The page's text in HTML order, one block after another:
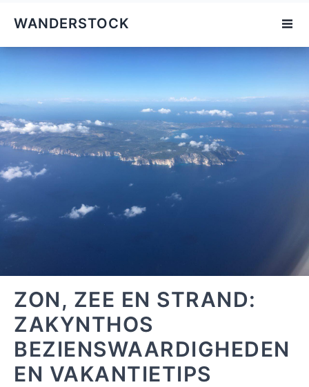
WANDERSTOCK
ZON, ZEE EN STRAND:
ZAKYNTHOS
BEZIENSWAARDIGHEDEN
EN VAKANTIETIPS